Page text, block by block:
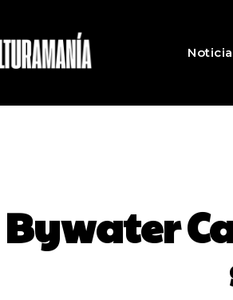
Bywater